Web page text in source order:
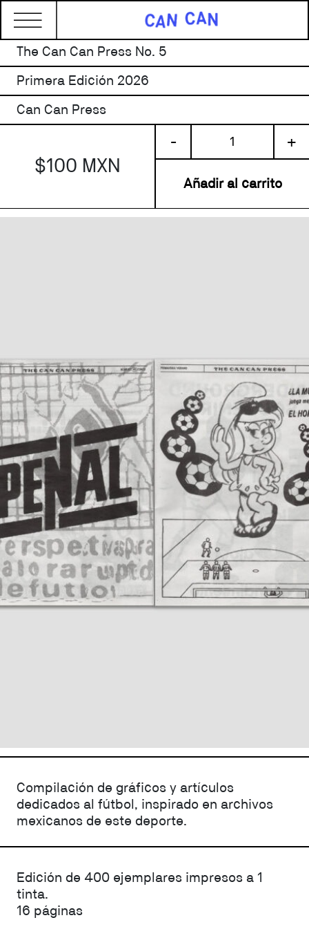
The Can Can Press No. 5
Primera Edición 2026
Can Can Press
$100 MXN
5
- +
Añadir al carrito
Compilación de gráficos y artículos
dedicados al fútbol, inspirado en archivos
mexicanos de este deporte.
Edición de 400 ejemplares impresos a 1
tinta.
16 páginas